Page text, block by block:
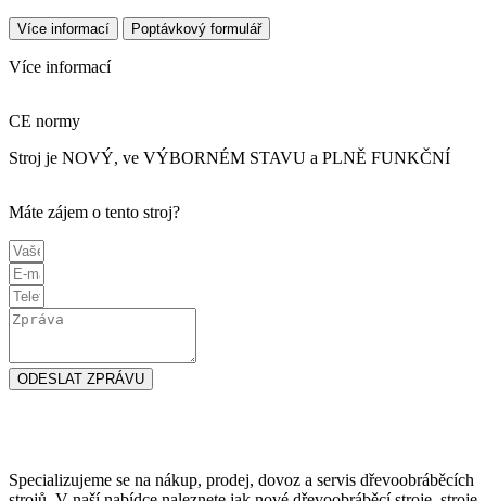
Více informací Poptávkový formulář
Více informací
CE normy
Stroj je NOVÝ, ve VÝBORNÉM STAVU a PLNĚ FUNKČNÍ
Máte zájem o tento stroj?
ODESLAT ZPRÁVU
Specializujeme se na nákup, prodej, dovoz a servis dřevoobráběcích